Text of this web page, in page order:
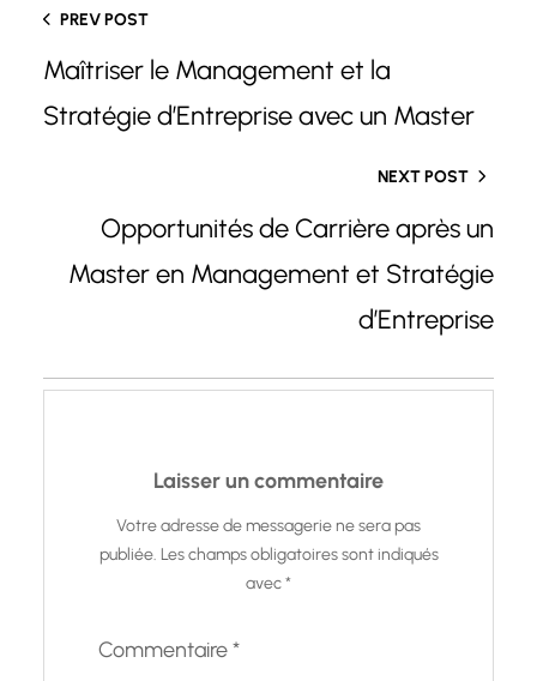
PREV POST
Maîtriser le Management et la
Stratégie d’Entreprise avec un Master
NEXT POST
Opportunités de Carrière après un
Master en Management et Stratégie
d’Entreprise
Laisser un commentaire
Votre adresse de messagerie ne sera pas
publiée. Les champs obligatoires sont indiqués
avec*
Commentaire*